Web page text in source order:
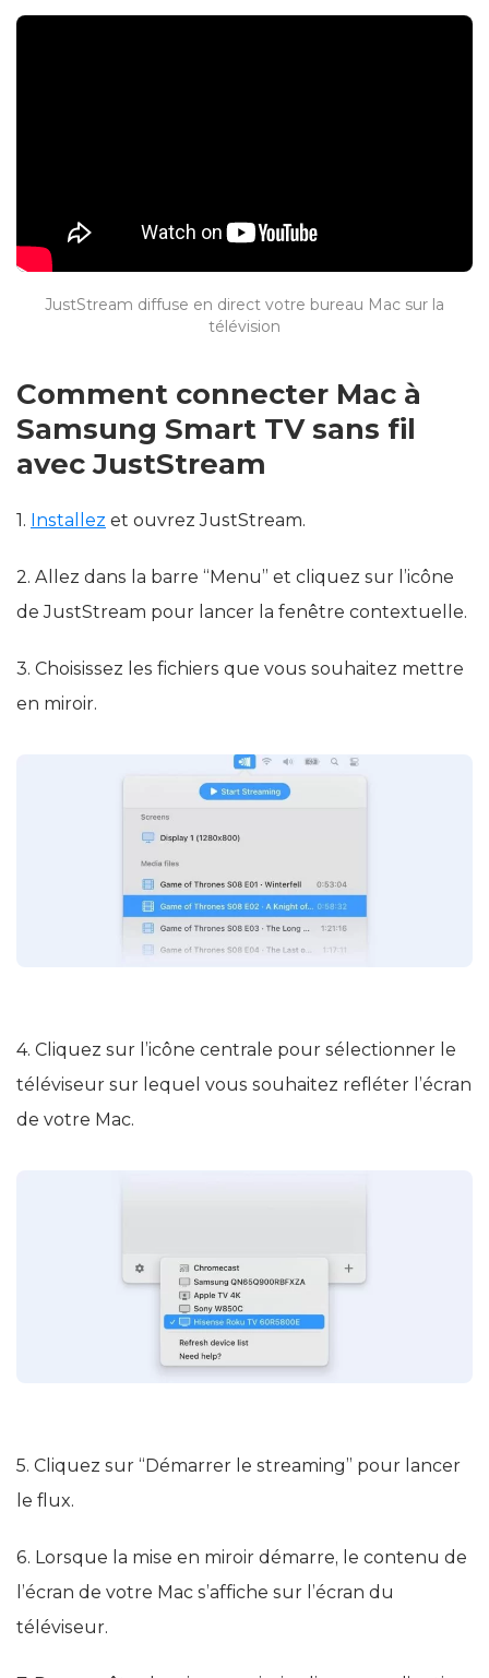
JustStream diffuse en direct votre bureau Mac sur la
télévision
Comment connecter Mac à
Samsung Smart TV sans fil
avec JustStream
1. Installez et ouvrez JustStream.
2. Allez dans la barre “Menu” et cliquez sur l’icône
de JustStream pour lancer la fenêtre contextuelle.
3. Choisissez les fichiers que vous souhaitez mettre
en miroir.
4. Cliquez sur l’icône centrale pour sélectionner le
téléviseur sur lequel vous souhaitez refléter l’écran
de votre Mac.
5. Cliquez sur “Démarrer le streaming” pour lancer
le flux.
6. Lorsque la mise en miroir démarre, le contenu de
l’écran de votre Mac s’affiche sur l’écran du
téléviseur.